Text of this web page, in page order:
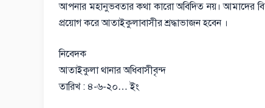
আপনার মহানুভবতার কথা কারো অবিদিত নয়। আমাদের
প্রয়োগ করে আতাইকুলাবাসীর শ্রদ্ধাভাজন হবেন ।
নিবেদক
আতাইকুলা থানার অধিবাসীবৃন্দ
তারিখ : ৪-৬-২০… ইং